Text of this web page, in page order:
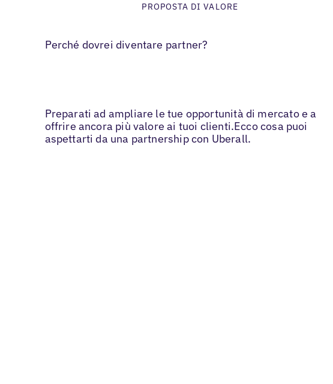
PROPOSTA DI VALORE
Perché dovrei diventare partner?
Preparati ad ampliare le tue opportunità di mercato e a
offrire ancora più valore ai tuoi clienti.Ecco cosa puoi
aspettarti da una partnership con Uberall.